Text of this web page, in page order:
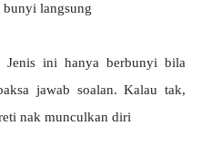
bunyi langsung
ini hanya berbunyi bila
jawab soalan. Kalau tak,
nak munculkan diri